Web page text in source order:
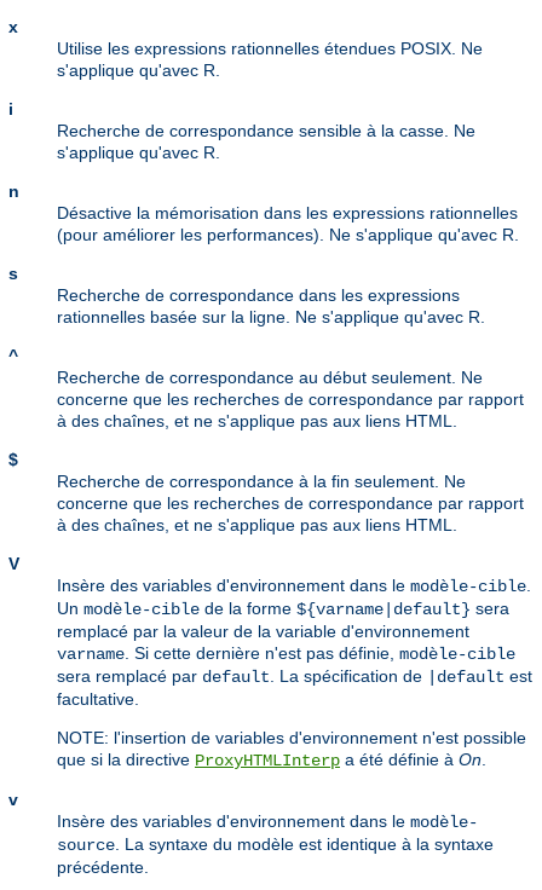
x
Utilise les expressions rationnelles étendues POSIX. Ne
s'applique qu'avec R.
i
Recherche de correspondance sensible à la casse. Ne
s'applique qu'avec R.
n
Désactive la mémorisation dans les expressions rationnelles
(pour améliorer les performances). Ne s'applique qu'avec R.
s
Recherche de correspondance dans les expressions
rationnelles basée sur la ligne. Ne s'applique qu'avec R.
^
Recherche de correspondance au début seulement. Ne
concerne que les recherches de correspondance par rapport
à des chaînes, et ne s'applique pas aux liens HTML.
$
Recherche de correspondance à la fin seulement. Ne
concerne que les recherches de correspondance par rapport
à des chaînes, et ne s'applique pas aux liens HTML.
V
Insère des variables d'environnement dans le modèle-cible.
Un modèle-cible de la forme ${varname|default} sera
remplacé par la valeur de la variable d'environnement
varname. Si cette dernière n'est pas définie, modèle-cible
sera remplacé par default. La spécification de |default est
facultative.
NOTE: l'insertion de variables d'environnement n'est possible
que si la directive ProxyHTMLInterp a été définie à On.
v
Insère des variables d'environnement dans le modèle-
source. La syntaxe du modèle est identique à la syntaxe
précédente.